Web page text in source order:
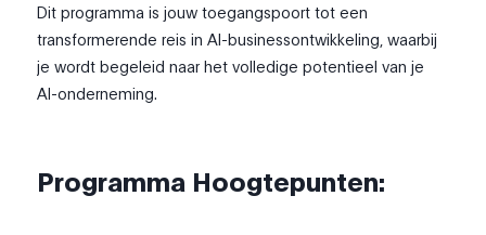
Dit programma is jouw toegangspoort tot een
transformerende reis in AI-businessontwikkeling, waarbij
je wordt begeleid naar het volledige potentieel van je
AI-onderneming.
Programma Hoogtepunten: